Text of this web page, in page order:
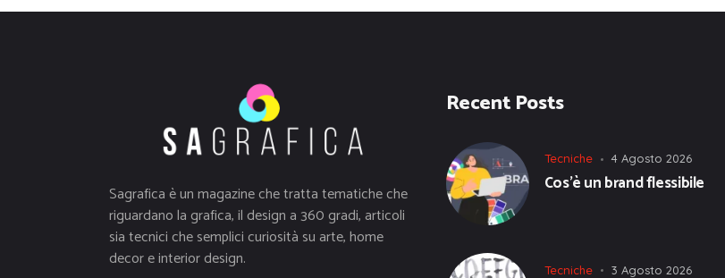
Sagrafica è un magazine che tratta tematiche che
riguardano la grafica, il design a 360 gradi, articoli
sia tecnici che semplici curiosità su arte, home
decor e interior design.
Recent Posts
Tecniche 4 Agosto 2026
Cos’è un brand flessibile
Tecniche 3 Agosto 2026